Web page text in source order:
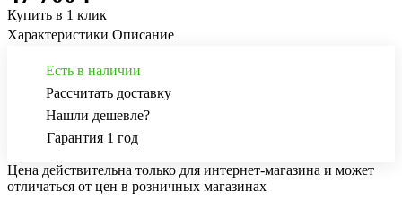
Купить в 1 клик
Характеристики Описание
Есть в наличии
Рассчитать доставку
Нашли дешевле?
Гарантия 1 год
Цена действительна только для интернет-магазина и может
отличаться от цен в розничных магазинах